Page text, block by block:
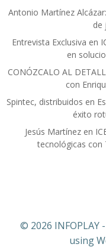
Antonio Martínez
de
Entrevista Exclusiva en
en
CONÓZCALO AL
con
Spintec, distribuidos en
éxito
Jesús Martínez en
tecnológicas con
© 2026 INFOPLAY
using